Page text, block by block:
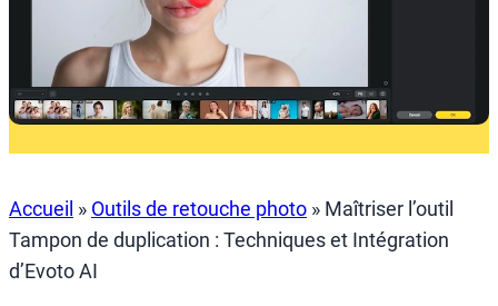
Accueil » Outils de retouche photo » Maîtriser l’outil
Tampon de duplication : Techniques et Intégration
d’Evoto AI